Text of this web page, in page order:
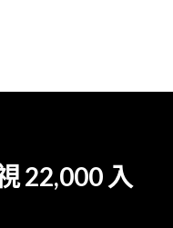
22,000 入